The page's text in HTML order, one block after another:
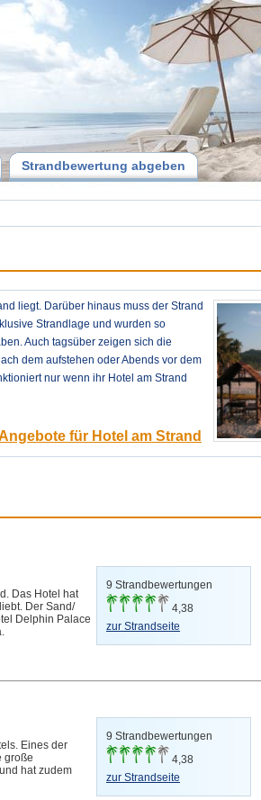
Strandbewertung abgeben
liegt. Darüber hinaus muss der Strand
Strandlage und wurden so
Auch tagsüber zeigen sich die
dem aufstehen oder Abends vor dem
nur wenn ihr Hotel am Strand
für Hotel am Strand
Das Hotel hat
Der Sand/
Delphin Palace
9 Strandbewertungen
4,38
zur Strandseite
Eines der
große
hat zudem
9 Strandbewertungen
4,38
zur Strandseite